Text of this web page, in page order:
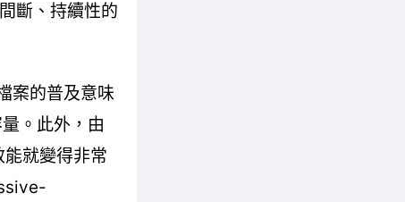
斷、持續性的
案的普及意味
。此外，由
就變得非常